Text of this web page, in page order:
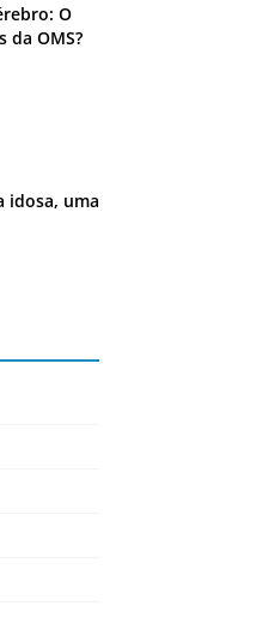
O
da OMS?
idosa, uma